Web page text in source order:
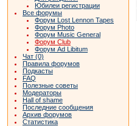
Юбилеи регистрации
Все форумы
Форум Lost Lennon Tapes
Форум Photo
Форум Music General
Форум Club
Форум Ad Libitum
Чат (0)
Правила форумов
Подкасты
FAQ
Полезные советы
Модераторы
Hall of shame
Последние сообщения
Архив форумов
Статистика